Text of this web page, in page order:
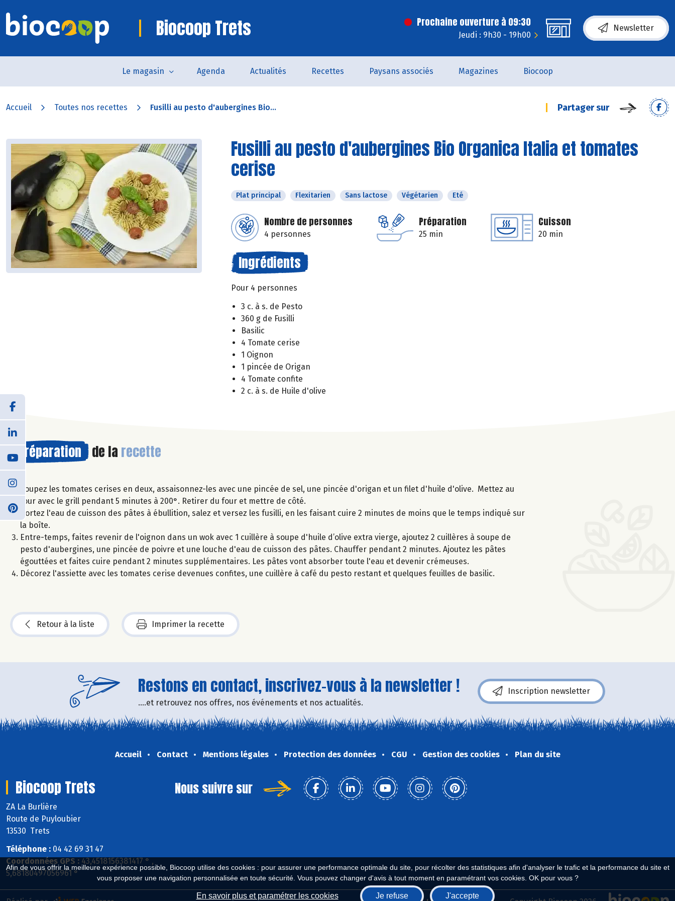
Afin de vous offrir la meilleure expérience possible, Biocoop utilise des cookies : pour assurer une performance optimale du site, pour récolter des statistiques afin d'analyser le trafic et la performance du site et
vous proposer une navigation personnalisée en toute sécurité. Vous pouvez changer d'avis à tout moment en paramétrant vos cookies. OK pour vous ?
En savoir plus et paramétrer les cookies Je refuse J'accepte
Biocoop Trets Prochaine ouverture à 09:30
Jeudi : 9h30 - 19h00
Newsletter
Le magasin Agenda Actualités Recettes Paysans associés Magazines Biocoop
Accueil Toutes nos recettes Fusilli au pesto d'aubergines Bio... Partager sur
Fusilli au pesto d'aubergines Bio Organica Italia et tomates
cerise
Plat principal Flexitarien Sans lactose Végétarien Eté
Nombre de personnes
4 personnes
Préparation
25 min
Cuisson
20 min
Ingrédients
Pour 4 personnes
3 c. à s. de Pesto
360 g de Fusilli
Basilic
4 Tomate cerise
1 Oignon
1 pincée de Origan
4 Tomate confite
2 c. à s. de Huile d'olive
Préparation de la recette
Coupez les tomates cerises en deux, assaisonnez-les avec une pincée de sel, une pincée d'origan et un filet d'huile d'olive. Mettez au
four avec le grill pendant 5 minutes à 200°. Retirer du four et mettre de côté.
Portez l'eau de cuisson des pâtes à ébullition, salez et versez les fusilli, en les faisant cuire 2 minutes de moins que le temps indiqué sur
la boîte.
Entre-temps, faites revenir de l'oignon dans un wok avec 1 cuillère à soupe d'huile d’olive extra vierge, ajoutez 2 cuillères à soupe de
pesto d'aubergines, une pincée de poivre et une louche d'eau de cuisson des pâtes. Chauffer pendant 2 minutes. Ajoutez les pâtes
égouttées et faites cuire pendant 2 minutes supplémentaires. Les pâtes vont absorber toute l'eau et devenir crémeuses.
Décorez l'assiette avec les tomates cerise devenues confites, une cuillère à café du pesto restant et quelques feuilles de basilic.
Retour à la liste Imprimer la recette
Restons en contact, inscrivez-vous à la newsletter !
....et retrouvez nos offres, nos événements et nos actualités.
Inscription newsletter
Accueil Contact Mentions légales Protection des données CGU Gestion des cookies Plan du site
Biocoop Trets
ZA La Burlière
Route de Puyloubier
13530 Trets
Téléphone : 04 42 69 31 47
Coordonnées GPS : 43,4518156381417 ° ,
5,68180497056961 °
Nous suivre sur